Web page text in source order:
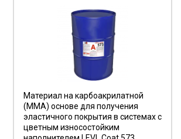
Материал на карбоакрилатной
(ММА) основе для получения
эластичного покрытия в системах с
цветным износостойким